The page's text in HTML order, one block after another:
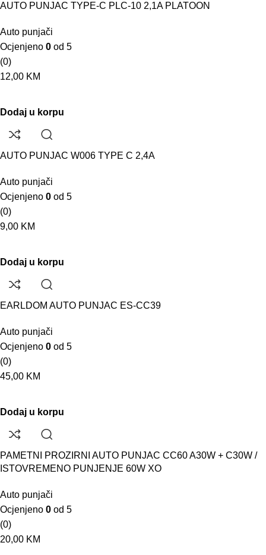
AUTO PUNJAC TYPE-C PLC-10 2,1A PLATOON
Auto punjači
Ocjenjeno 0 od 5
(0)
12,00 KM
Dodaj u korpu
AUTO PUNJAC W006 TYPE C 2,4A
Auto punjači
Ocjenjeno 0 od 5
(0)
9,00 KM
Dodaj u korpu
EARLDOM AUTO PUNJAC ES-CC39
Auto punjači
Ocjenjeno 0 od 5
(0)
45,00 KM
Dodaj u korpu
PAMETNI PROZIRNI AUTO PUNJAC CC60 A30W + C30W /
ISTOVREMENO PUNJENJE 60W XO
Auto punjači
Ocjenjeno 0 od 5
(0)
20,00 KM